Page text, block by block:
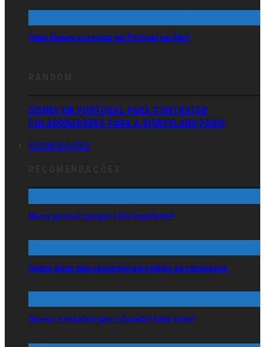
Qatar Airways a recrutar em Portugal em Abril
DISNEY EM PORTUGAL PARA CONTRATAR
COLABORADORES PARA A DISNEYLAND PARIS
RECOMENDAÇÕES
Marca pessoal: porque é tão importante?
Quatro dicas para conseguir um estágio no estrangeiro
Queres ir trabalhar para o Canadá? Sabe como!